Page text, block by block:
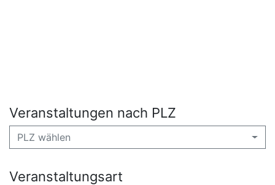
Veranstaltungen nach PLZ
PLZ wählen
Veranstaltungsart